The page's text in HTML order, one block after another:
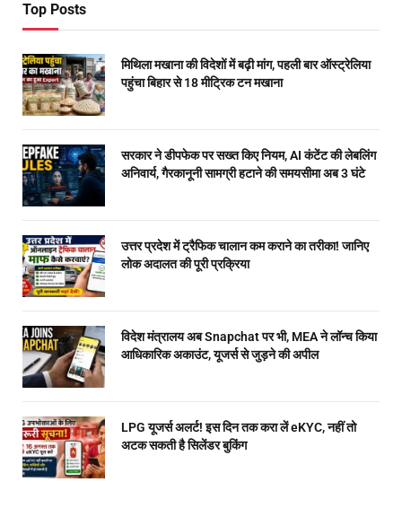
Top Posts
मिथिला मखाना की विदेशों में बढ़ी मांग, पहली बार ऑस्ट्रेलिया
पहुंचा बिहार से 18 मीट्रिक टन मखाना
सरकार ने डीपफेक पर सख्त किए नियम, AI कंटेंट की लेबलिंग
अनिवार्य, गैरकानूनी सामग्री हटाने की समयसीमा अब 3 घंटे
उत्तर प्रदेश में ट्रैफिक चालान कम कराने का तरीका! जानिए
लोक अदालत की पूरी प्रक्रिया
विदेश मंत्रालय अब Snapchat पर भी, MEA ने लॉन्च किया
आधिकारिक अकाउंट, यूजर्स से जुड़ने की अपील
LPG यूजर्स अलर्ट! इस दिन तक करा लें eKYC, नहीं तो
अटक सकती है सिलेंडर बुकिंग